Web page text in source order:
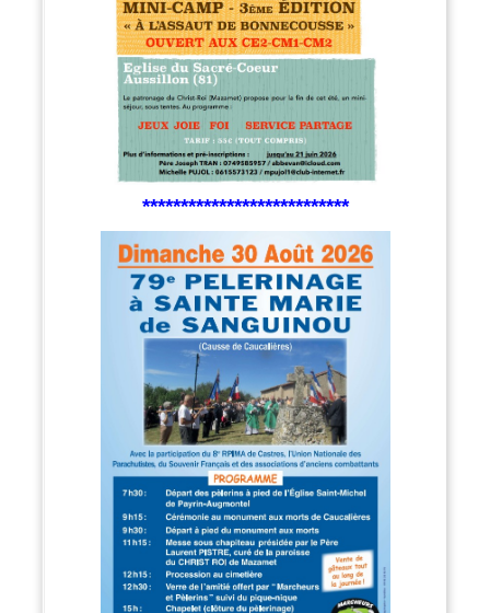
***************************